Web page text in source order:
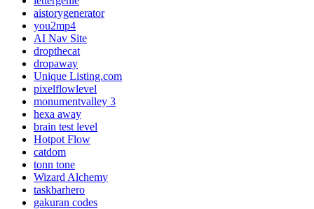
aistorygenerator
you2mp4
AI Nav Site
dropthecat
dropaway
Unique Listing.com
pixelflowlevel
monumentvalley 3
hexa away
brain test level
Hotpot Flow
catdom
tonn tone
Wizard Alchemy
taskbarhero
gakuran codes